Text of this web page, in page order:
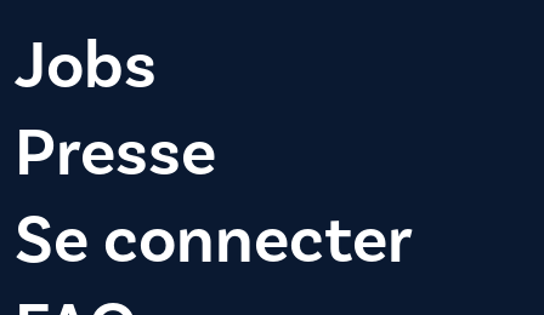
Jobs
Presse
Se connecter